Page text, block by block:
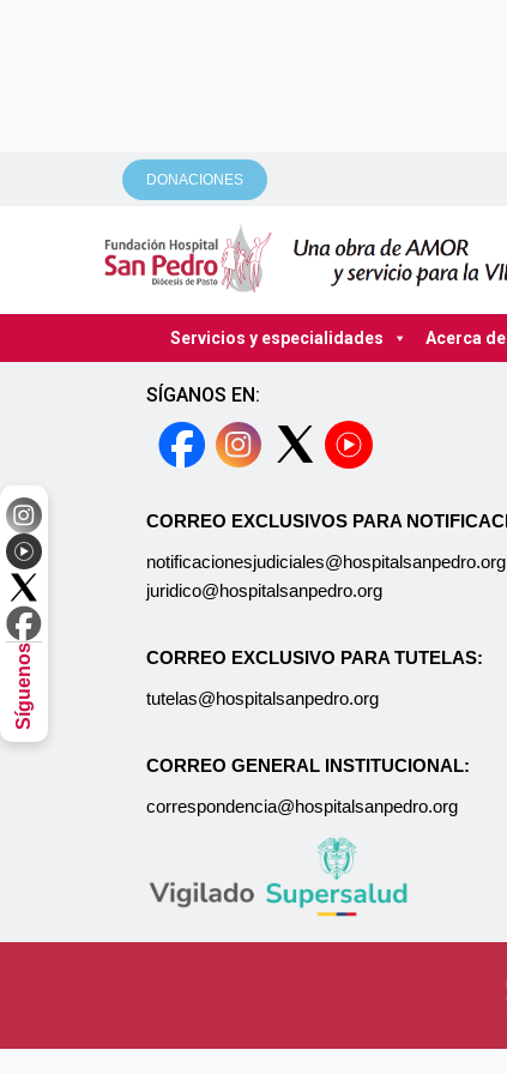
DONACIONES
Servicios y especialidades Acerca
SÍGANOS EN:
CORREO EXCLUSIVOS PARA
notificacionesjudiciales@hospitalsanpedro.org
juridico@hospitalsanpedro.org
CORREO EXCLUSIVO PARA TUTELAS:
tutelas@hospitalsanpedro.org
CORREO GENERAL INSTITUCIONAL:
correspondencia@hospitalsanpedro.org
Síguenos